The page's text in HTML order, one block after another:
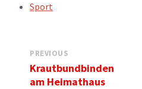
Sport
PREVIOUS
Krautbundbinden
am Heimathaus